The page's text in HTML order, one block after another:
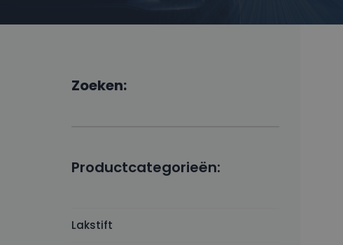
Zoeken:
Productcategorieën:
Lakstift